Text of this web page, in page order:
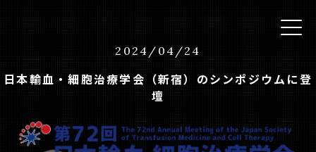
2024 / 04 /24
日本輸血・細胞治療学会（新宿）のシンポジウムに登
壇